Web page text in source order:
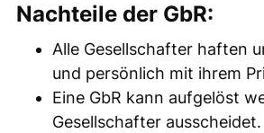
Nachteile der GbR:
Alle Gesellschafter haften
und persönlich mit ihrem
Eine GbR kann aufgelöst
Gesellschafter